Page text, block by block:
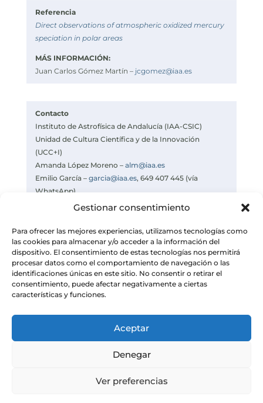
Gestionar consentimiento
Para ofrecer las mejores experiencias, utilizamos tecnologías como
las cookies para almacenar y/o acceder a la información del
dispositivo. El consentimiento de estas tecnologías nos permitirá
procesar datos como el comportamiento de navegación o las
identificaciones únicas en este sitio. No consentir o retirar el
consentimiento, puede afectar negativamente a ciertas
características y funciones.
Aceptar
Denegar
Ver preferencias
Referencia
Direct observations of atmospheric oxidized mercury
speciation in polar areas
MÁS INFORMACIÓN:
Juan Carlos Gómez Martín – jcgomez@iaa.es
Contacto
Instituto de Astrofísica de Andalucía (IAA-CSIC)
Unidad de Cultura Científica y de la Innovación
(UCC+I)
Amanda López Moreno – alm@iaa.es
Emilio García – garcia@iaa.es, 649 407 445 (vía
WhatsApp)
Celia Navas –navas@iaa.es